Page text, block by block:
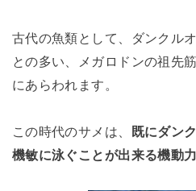
古代の魚類として、ダンクル
との多い、メガロドンの祖先
にあらわれます。
この時代のサメは、
既にダン
機敏に泳ぐことが出来る機動